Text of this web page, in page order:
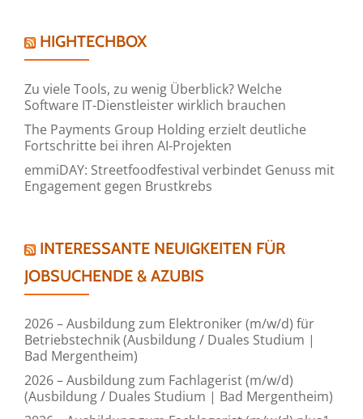
HIGHTECHBOX
Zu viele Tools, zu wenig Überblick? Welche
Software IT-Dienstleister wirklich brauchen
The Payments Group Holding erzielt deutliche
Fortschritte bei ihren AI-Projekten
emmiDAY: Streetfoodfestival verbindet Genuss mit
Engagement gegen Brustkrebs
INTERESSANTE NEUIGKEITEN FÜR
JOBSUCHENDE & AZUBIS
2026 – Ausbildung zum Elektroniker (m/w/d) für
Betriebstechnik (Ausbildung / Duales Studium |
Bad Mergentheim)
2026 – Ausbildung zum Fachlagerist (m/w/d)
(Ausbildung / Duales Studium | Bad Mergentheim)